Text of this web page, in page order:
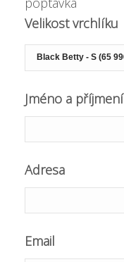
Velikost vrchlíku
Jméno a příjmení
Adresa
Email